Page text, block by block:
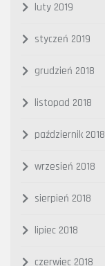
luty 2019
styczeń 2019
grudzień 2018
listopad 2018
październik 2018
wrzesień 2018
sierpień 2018
lipiec 2018
czerwiec 2018